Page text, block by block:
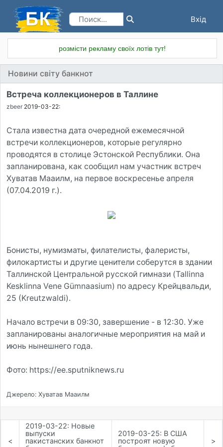
Вхід
розмісти рекламу своїх лотів тут!
Новини світу банкнот
Встреча коллекционеров в Таллине
zbeer 2019-03-22:
Стала известна дата очередной ежемесячной
встречи коллекционеров, которые регулярно
проводятся в столице Эстонской Республики. Она
запланирована, как сообщил нам участник встреч
Хуватав Мааилм, на первое воскресенье апреля
(07.04.2019 г.).
Бонисты, нумизматы, филателисты, фалеристы,
филокартисты и другие ценители соберутся в здании
Таллинской Центральной русской гимнази (Tallinna
Kesklinna Vene Gümnaasium) по адресу Крейцвальди,
25 (Kreutzwaldi).
Начало встречи в 09:30, завершение - в 12:30. Уже
запланированы аналогичные мероприятия на май и
июнь нынешнего года.
Фото: https://ee.sputniknews.ru
Джерело: Хуватав Мааилм
<
2019-03-22: Новые
выпуски
пакистанских банкнот
2019-03-25: В США
построят новую
>